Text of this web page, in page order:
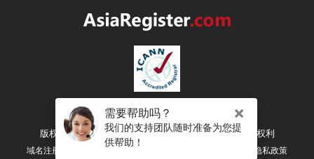
版权所有 (C) 2003-2026 亚洲注册（新加坡） 保留所有权利
域名注册协议 注册人权利和义务 隐私政策